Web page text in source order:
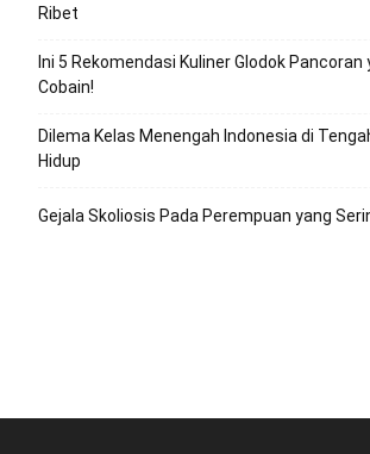
Ribet
Ini 5 Rekomendasi Kuliner Glodok Pancoran
Cobain!
Dilema Kelas Menengah Indonesia di
Hidup
Gejala Skoliosis Pada Perempuan yang